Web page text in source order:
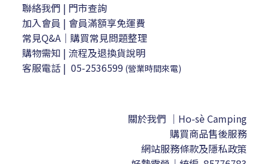
聯絡我們 | 門市查詢
加入會員 | 會員滿額享免運費
常見Q&A｜購買常見問題整理
購物需知 | 流程及退換貨說明
客服電話 | 05-2536599 (營業時間來電)
關於我們 ｜Ho-sè Camping
購買商品售後服務
網站服務條款及隱私政策